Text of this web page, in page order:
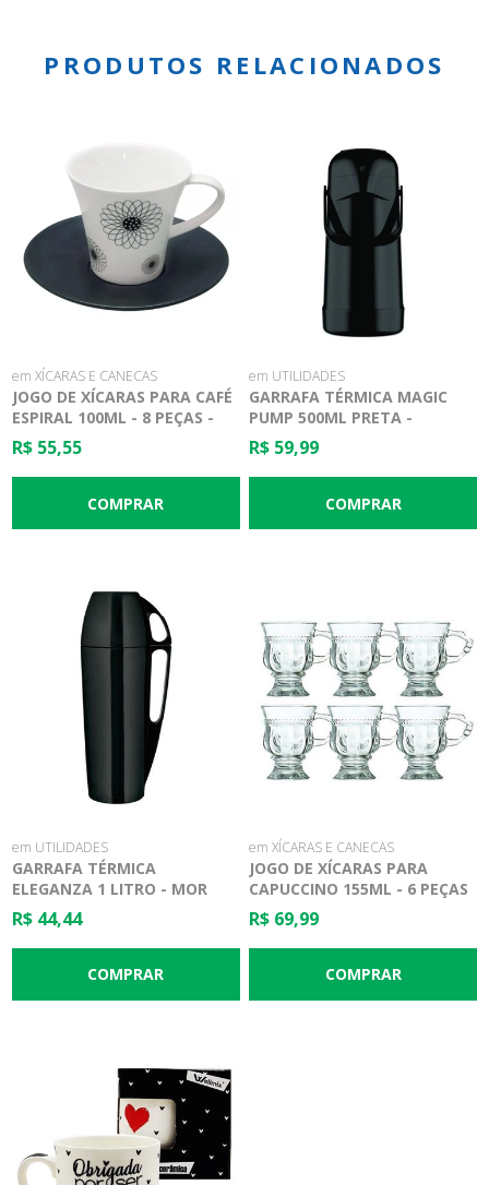
PRODUTOS RELACIONADOS
em XÍCARAS E CANECAS
JOGO DE XÍCARAS PARA CAFÉ
ESPIRAL 100ML - 8 PEÇAS -
DM BRASIL
R$ 55,55
em UTILIDADES
GARRAFA TÉRMICA MAGIC
PUMP 500ML PRETA -
TERMOLAR
R$ 59,99
em UTILIDADES
GARRAFA TÉRMICA
ELEGANZA 1 LITRO - MOR
R$ 44,44
em XÍCARAS E CANECAS
JOGO DE XÍCARAS PARA
CAPUCCINO 155ML - 6 PEÇAS
R$ 69,99